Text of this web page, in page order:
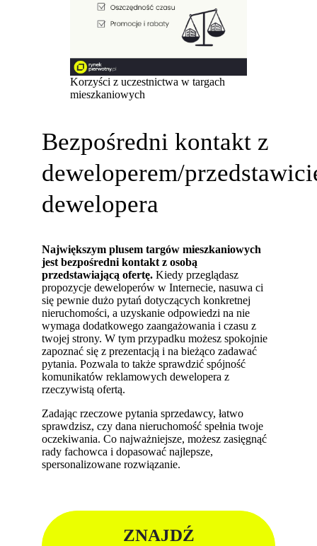
Korzyści z uczestnictwa w targach
mieszkaniowych
Bezpośredni kontakt z
deweloperem/
dewelopera
Największym plusem targów mieszkaniowych
jest bezpośredni kontakt z osobą
przedstawiającą ofertę. Kiedy przeglądasz
propozycje deweloperów w Internecie, nasuwa ci
się pewnie dużo pytań dotyczących konkretnej
nieruchomości, a uzyskanie odpowiedzi na nie
wymaga dodatkowego zaangażowania i czasu z
twojej strony. W tym przypadku możesz spokojnie
zapoznać się z prezentacją i na bieżąco zadawać
pytania. Pozwala to także sprawdzić spójność
komunikatów reklamowych dewelopera z
rzeczywistą ofertą.
Zadając rzeczowe pytania sprzedawcy, łatwo
sprawdzisz, czy dana nieruchomość spełnia twoje
oczekiwania. Co najważniejsze, możesz zasięgnąć
rady fachowca i dopasować najlepsze,
spersonalizowane rozwiązanie.
ZNAJDŹ